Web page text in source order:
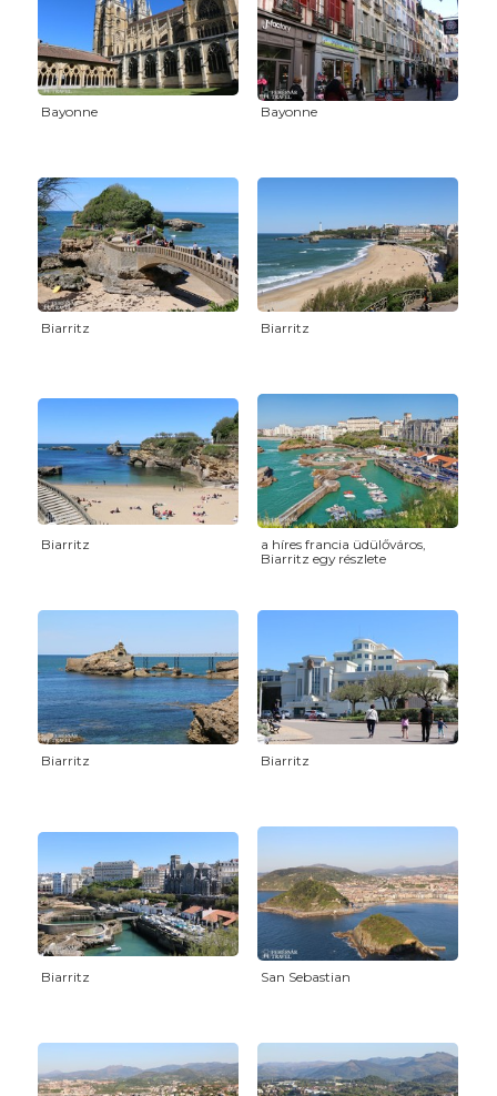
Bayonne Bayonne
Biarritz Biarritz
Biarritz
a híres francia üdülőváros,
Biarritz egy részlete
Biarritz Biarritz
Biarritz San Sebastian